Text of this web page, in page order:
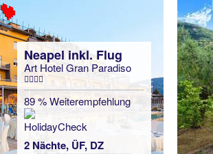
Neapel inkl. Flug
Art Hotel Gran Paradiso
89 % Weiterempfehlung
2 Nächte, ÜF, DZ